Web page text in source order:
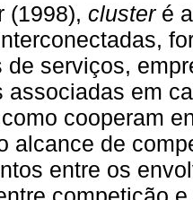
(1998), clusteré a
de serviços,
associadas em
cooperam
alcance de
entre os